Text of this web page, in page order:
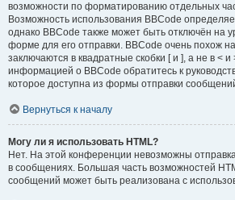
возможности по форматированию отдельных
Возможность использования BBCode
однако BBCode также может быть отключён на
форме для его отправки. BBCode очень похож
заключаются в квадратные скобки [ и ], а не в <
информацией о BBCode обратитесь к
которое доступна из формы отправки
Вернуться к началу
Могу ли я использовать HTML?
Нет. На этой конференции невозможны
в сообщениях. Большая часть возможностей
сообщений может быть реализована с